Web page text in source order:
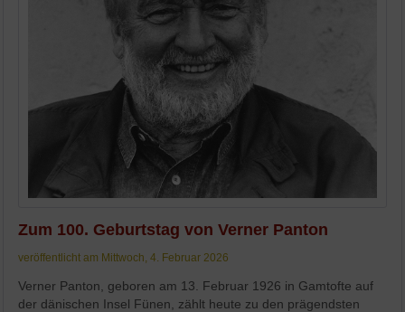
Zum 100. Geburtstag von Verner Panton
veröffentlicht am Mittwoch, 4. Februar 2026
Verner Panton, geboren am 13. Februar 1926 in Gamtofte auf
der dänischen Insel Fünen, zählt heute zu den prägendsten